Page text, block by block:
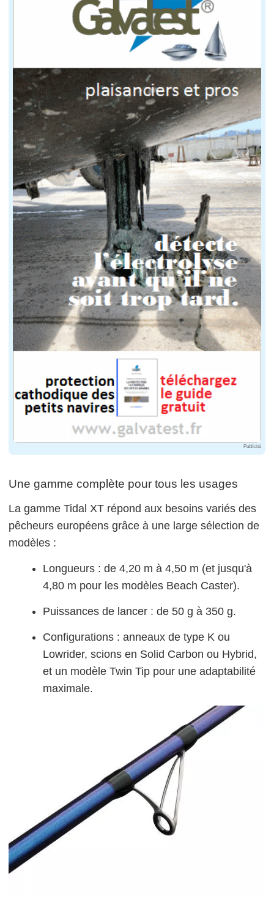
Publicité
Une gamme complète pour tous les usages
La gamme Tidal XT répond aux besoins variés des
pêcheurs européens grâce à une large sélection de
modèles :
Longueurs : de 4,20 m à 4,50 m (et jusqu'à
4,80 m pour les modèles Beach Caster).
Puissances de lancer : de 50 g à 350 g.
Configurations : anneaux de type K ou
Lowrider, scions en Solid Carbon ou Hybrid,
et un modèle Twin Tip pour une adaptabilité
maximale.